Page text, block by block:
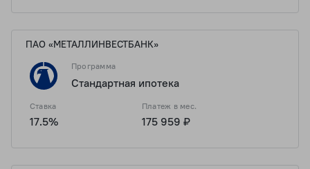
ПАО «МЕТАЛЛИНВЕСТБАНК»
Программа
Стандартная ипотека
Ставка
17.5%
Платеж в мес.
175 959 ₽